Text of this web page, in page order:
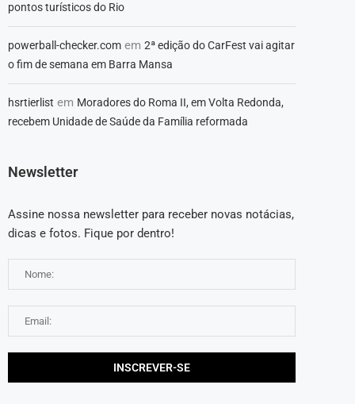
pontos turísticos do Rio
powerball-checker.com em 2ª edição do CarFest vai agitar
o fim de semana em Barra Mansa
hsrtierlist em Moradores do Roma II, em Volta Redonda,
recebem Unidade de Saúde da Família reformada
Newsletter
Assine nossa newsletter para receber novas notácias,
dicas e fotos. Fique por dentro!